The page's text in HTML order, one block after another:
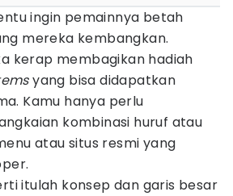
ingin pemainnya betah
mereka kembangkan.
kerap membagikan hadiah
yang bisa didapatkan
Kamu hanya perlu
kombinasi huruf atau
atau situs resmi yang
itulah konsep dan garis besar